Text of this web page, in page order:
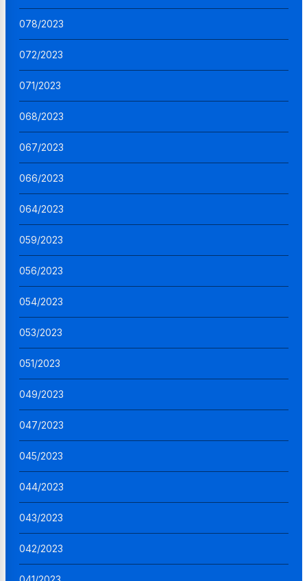
078/2023
072/2023
071/2023
068/2023
067/2023
066/2023
064/2023
059/2023
056/2023
054/2023
053/2023
051/2023
049/2023
047/2023
045/2023
044/2023
043/2023
042/2023